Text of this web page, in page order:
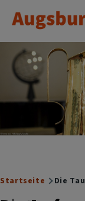
Augsburg
Breadcrumb
Startseite Die